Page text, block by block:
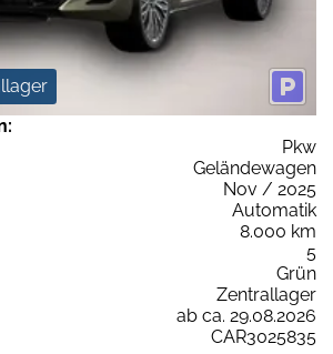
Pkw
Geländewagen
Nov / 2025
Automatik
8.000 km
5
Grün
Zentrallager
ab ca. 29.08.2026
CAR3025835